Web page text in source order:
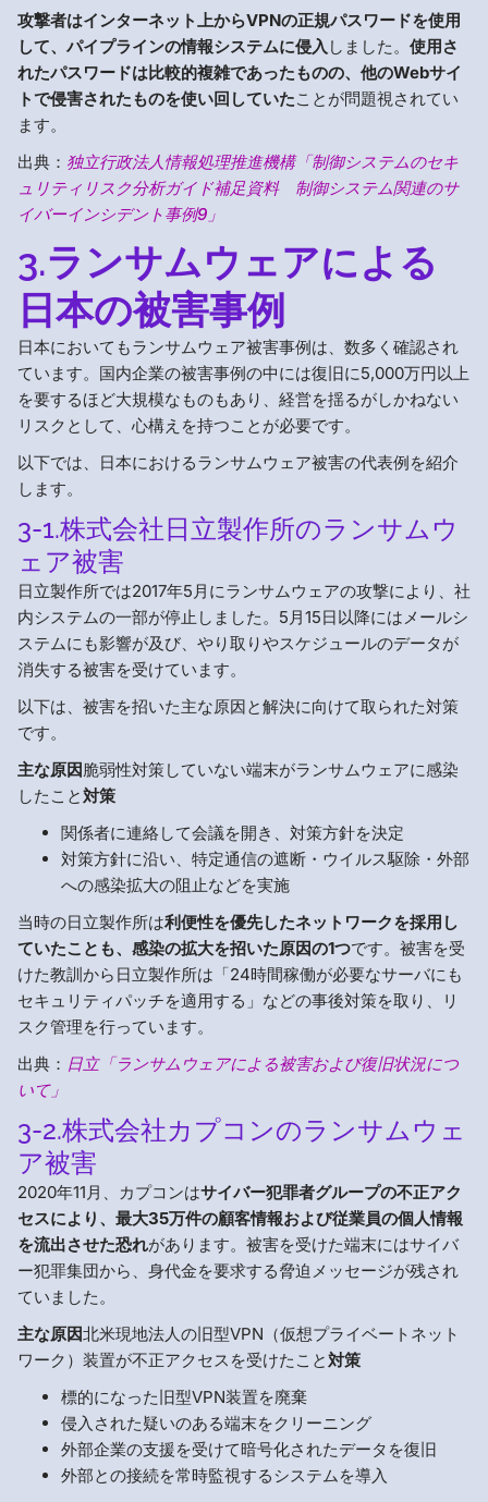
攻撃者はインターネット上からVPNの正規パスワードを使用
して、パイプラインの情報システムに侵入 しました。 使用さ
れたパスワードは比較的複雑であったものの、他のWebサイ
トで侵害されたものを使い回していたことが問題視されてい
ます。
出典： 独立行政法人情報処理推進機構「制御システムのセキ
ュリティリスク分析ガイド補足資料 制御システム関連のサ
イバーインシデント事例9」
3.ランサムウェアによる
日本の被害事例
日本においてもランサムウェア被害事例は、数多く確認され
ています。国内企業の被害事例の中には復旧に5,000万円以上
を要するほど大規模なものもあり、経営を揺るがしかねない
リスクとして、心構えを持つことが必要です。
以下では、日本におけるランサムウェア被害の代表例を紹介
します。
3-1.株式会社日立製作所のランサムウ
ェア被害
日立製作所では2017年5月にランサムウェアの攻撃により、社
内システムの一部が停止しました。5月15日以降にはメールシ
ステムにも影響が及び、やり取りやスケジュールのデータが
消失する被害を受けています。
以下は、被害を招いた主な原因と解決に向けて取られた対策
です。
主な原因脆弱性対策していない端末がランサムウェアに感染
したこと対策
関係者に連絡して会議を開き、対策方針を決定
対策方針に沿い、特定通信の遮断・ウイルス駆除・外部
への感染拡大の阻止などを実施
当時の日立製作所は利便性を優先したネットワークを採用し
ていたことも、感染の拡大を招いた原因の1つです。被害を受
けた教訓から日立製作所は「24時間稼働が必要なサーバにも
セキュリティパッチを適用する」などの事後対策を取り、リ
スク管理を行っています。
出典： 日立「ランサムウェアによる被害および復旧状況につ
いて」
3-2.株式会社カプコンのランサムウェ
ア被害
2020年11月、カプコンはサイバー犯罪者グループの不正アク
セスにより、最大35万件の顧客情報および従業員の個人情報
を流出させた恐れがあります。被害を受けた端末にはサイバ
ー犯罪集団から、身代金を要求する脅迫メッセージが残され
ていました。
主な原因北米現地法人の旧型VPN（仮想プライベートネット
ワーク）装置が不正アクセスを受けたこと対策
標的になった旧型VPN装置を廃棄
侵入された疑いのある端末をクリーニング
外部企業の支援を受けて暗号化されたデータを復旧
外部との接続を常時監視するシステムを導入